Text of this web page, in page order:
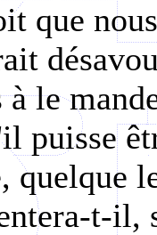
que
le
puisse
quelque
t-il,